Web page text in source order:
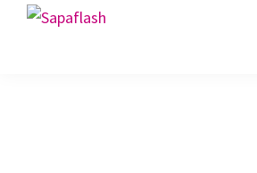
Saltar
Saltar
Saltar